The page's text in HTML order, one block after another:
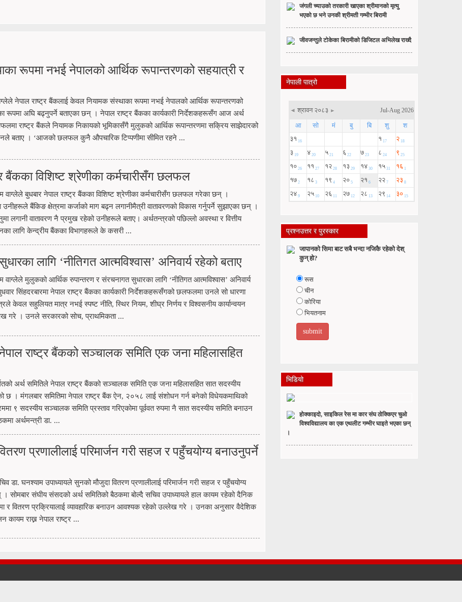
रूपमा नभई नेपालको आर्थिक रूपान्तरणको सहयात्री र
वाग्लेले नेपाल राष्ट्र बैंकलाई केवल नियामक संस्थाका रूपमा नभई नेपालको आर्थिक रूपान्तरणको
रूपमा अघि बढ्नुपर्ने बताएका छन् । नेपाल राष्ट्र बैंकका कार्यकारी निर्देशकहरूसँग आज अर्थ
राष्ट्र बैंकले नियामक निकायको भूमिकासँगै मुलुकको आर्थिक रूपान्तरणमा सक्रिय साझेदारको
उनले बताए । ‘आजको छलफल कुनै औपचारिक टिप्पणीमा सीमित रहने ...
बैंकका विशिष्ट श्रेणीका कर्मचारीसँग छलफल
वाग्लेले बुधबार नेपाल राष्ट्र बैंकका विशिष्ट श्रेणीका कर्मचारीसँग छलफल गरेका छन् ।
बैंकिङ क्षेत्रमा कर्जाको माग बढ्न लगानीमैत्री वातावरणको विकास गर्नुपर्ने सुझाएका छन् ।
लगानी वातावरण नै प्रमुख रहेको उनीहरूले बताए। अर्थतन्त्रको पछिल्लो अवस्था र वित्तीय
लागि केन्द्रीय बैंकका विभागहरूले के कसरी ...
लागि ‘नीतिगत आत्मविश्वास’ अनिवार्य रहेको बताए
वाग्लेले मुलुकको आर्थिक रुपान्तरण र संरचनागत सुधारका लागि ‘नीतिगत आत्मविश्वास’ अनिवार्य
सिंहदरबारमा नेपाल राष्ट्र बैंकका कार्यकारी निर्देशकहरूसँगको छलफलमा उनले सो धारणा
केवल सहुलियत मात्र नभई स्पष्ट नीति, स्थिर नियम, शीघ्र निर्णय र विश्वसनीय कार्यान्वयन
गरे । उनले सरकारको सोच, प्राथमिकता ...
राष्ट्र बैंकको सञ्चालक समिति एक जना महिलासहित
अर्थ समितिले नेपाल राष्ट्र बैंकको सञ्चालक समिति एक जना महिलासहित सात सदस्यीय
छ । मंगलबार समितिमा नेपाल राष्ट्र बैंक ऐन, २०५८ लाई संशोधन गर्न बनेको विधेयकमाथिको
९ सदस्यीय सञ्चालक समिति प्रस्ताव गरिएकोमा पूर्ववत रुपमा नै सात सदस्यीय समिति बनाउन
अर्थमन्त्री डा. ...
प्रणालीलाई परिमार्जन गरी सहज र पहुँचयोग्य बनाउनुपर्ने
डा. घनश्याम उपाध्यायले सुनको मौजुदा वितरण प्रणालीलाई परिमार्जन गरी सहज र पहुँचयोग्य
। सोमबार संघीय संसदको अर्थ समितिको बैठकमा बोल्दै सचिव उपाध्यायले हाल कायम रहेको दैनिक
र वितरण प्रक्रियालाई व्यावहारिक बनाउन आवश्यक रहेको उल्लेख गरे । उनका अनुसार वैदेशिक
कायम राख्न नेपाल राष्ट्र ...
जंगली च्याउको तरकारी खाएका श्रीमानको मृत्यु
भएको छ भने उनकी श्रीमती गम्भीर बिरामी
जीवजन्तुले टोकेका बिरामीको डिजिटल अभिलेख राख्दै
नेपाली पात्रो
प्रश्नउत्तर र पुरस्कार
जापानको सिमा बाट सबै भन्दा नजिकै रहेको देश्
कुन् हो?
रूस
चीन
कोरिया
भियतनाम
भिडियो
होक्काइदो, साइकिल रेस मा कार संघ ठोक्किएर चुओ
विश्वविद्यालय का एक एथलीट गम्भीर घाइते भएका छन्
।